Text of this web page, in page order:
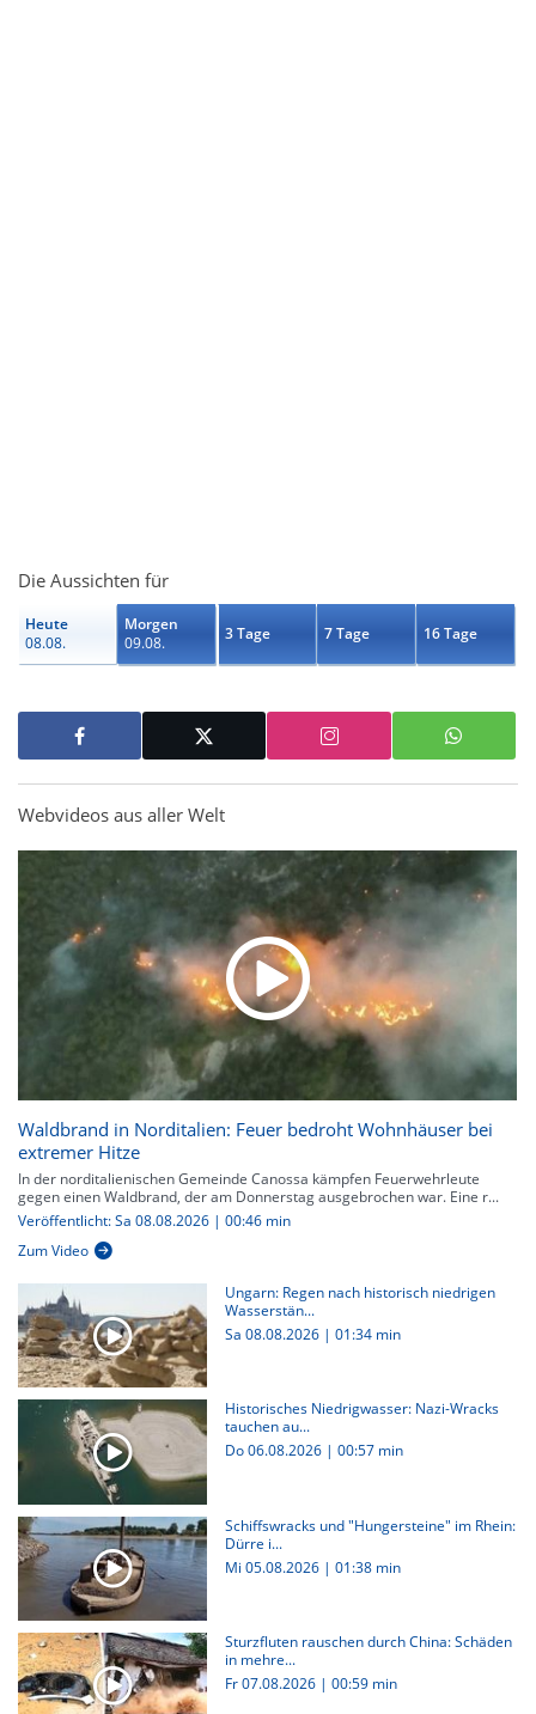
Die Aussichten für
Heute
08.08.
Morgen
09.08.
3 Tage 7 Tage 16 Tage
Webvideos aus aller Welt
Waldbrand in Norditalien: Feuer bedroht Wohnhäuser bei
extremer Hitze
In der norditalienischen Gemeinde Canossa kämpfen Feuerwehrleute
gegen einen Waldbrand, der am Donnerstag ausgebrochen war. Eine r...
Veröffentlicht: Sa 08.08.2026 | 00:46 min
Zum Video
Ungarn: Regen nach historisch niedrigen
Wasserstän...
Sa 08.08.2026 | 01:34 min
Historisches Niedrigwasser: Nazi-Wracks
tauchen au...
Do 06.08.2026 | 00:57 min
Schiffswracks und "Hungersteine" im Rhein:
Dürre i...
Mi 05.08.2026 | 01:38 min
Sturzfluten rauschen durch China: Schäden
in mehre...
Fr 07.08.2026 | 00:59 min